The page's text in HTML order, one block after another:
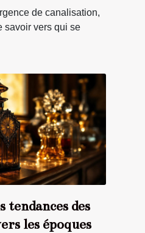
de canalisation,
savoir vers qui se
tendances des
les époques